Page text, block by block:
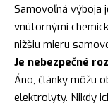
Samovoľná výboja
vnútornými
nižšiu mieru
Je nebezpečné
Áno, články môžu
elektrolyty. Nikdy